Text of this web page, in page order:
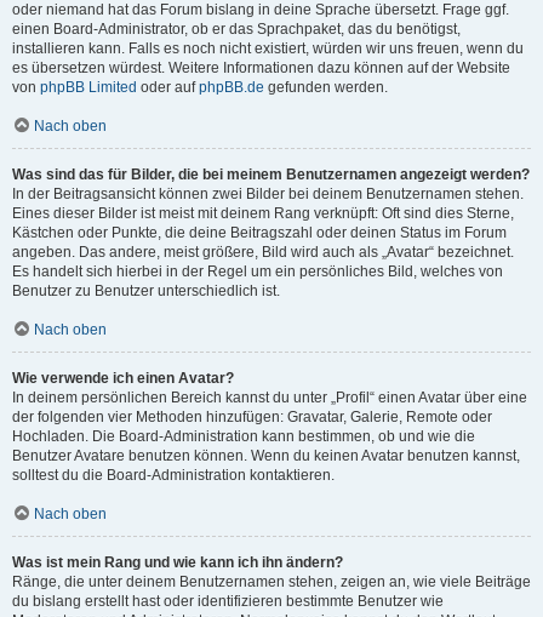
oder niemand hat das Forum bislang in deine Sprache übersetzt. Frage ggf.
einen Board-Administrator, ob er das Sprachpaket, das du benötigst,
installieren kann. Falls es noch nicht existiert, würden wir uns freuen, wenn du
es übersetzen würdest. Weitere Informationen dazu können auf der Website
von phpBB Limited oder aufphpBB.de gefunden werden.
Nach oben
Was sind das für Bilder, die bei meinem Benutzernamen angezeigt werden?
In der Beitragsansicht können zwei Bilder bei deinem Benutzernamen stehen.
Eines dieser Bilder ist meist mit deinem Rang verknüpft: Oft sind dies Sterne,
Kästchen oder Punkte, die deine Beitragszahl oder deinen Status im Forum
angeben. Das andere, meist größere, Bild wird auch als „Avatar“ bezeichnet.
Es handelt sich hierbei in der Regel um ein persönliches Bild, welches von
Benutzer zu Benutzer unterschiedlich ist.
Nach oben
Wie verwende ich einen Avatar?
In deinem persönlichen Bereich kannst du unter „Profil“ einen Avatar über eine
der folgenden vier Methoden hinzufügen: Gravatar, Galerie, Remote oder
Hochladen. Die Board-Administration kann bestimmen, ob und wie die
Benutzer Avatare benutzen können. Wenn du keinen Avatar benutzen kannst,
solltest du die Board-Administration kontaktieren.
Nach oben
Was ist mein Rang und wie kann ich ihn ändern?
Ränge, die unter deinem Benutzernamen stehen, zeigen an, wie viele Beiträge
du bislang erstellt hast oder identifizieren bestimmte Benutzer wie